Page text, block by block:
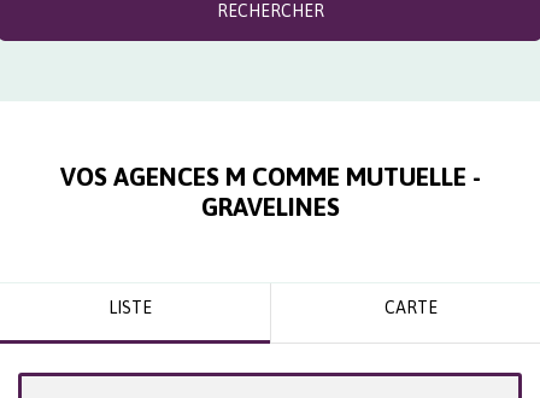
RECHERCHER
VOS AGENCES M COMME MUTUELLE -
GRAVELINES
LISTE CARTE